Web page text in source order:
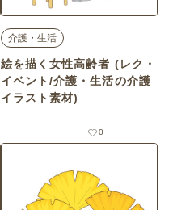
介護・生活
絵を描く女性高齢者 (レク・
イベント/介護・生活の介護
イラスト素材)
0